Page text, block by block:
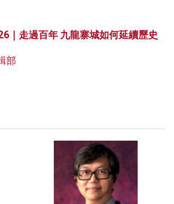
｜走過百年 九龍寨城如何延續歷史
部